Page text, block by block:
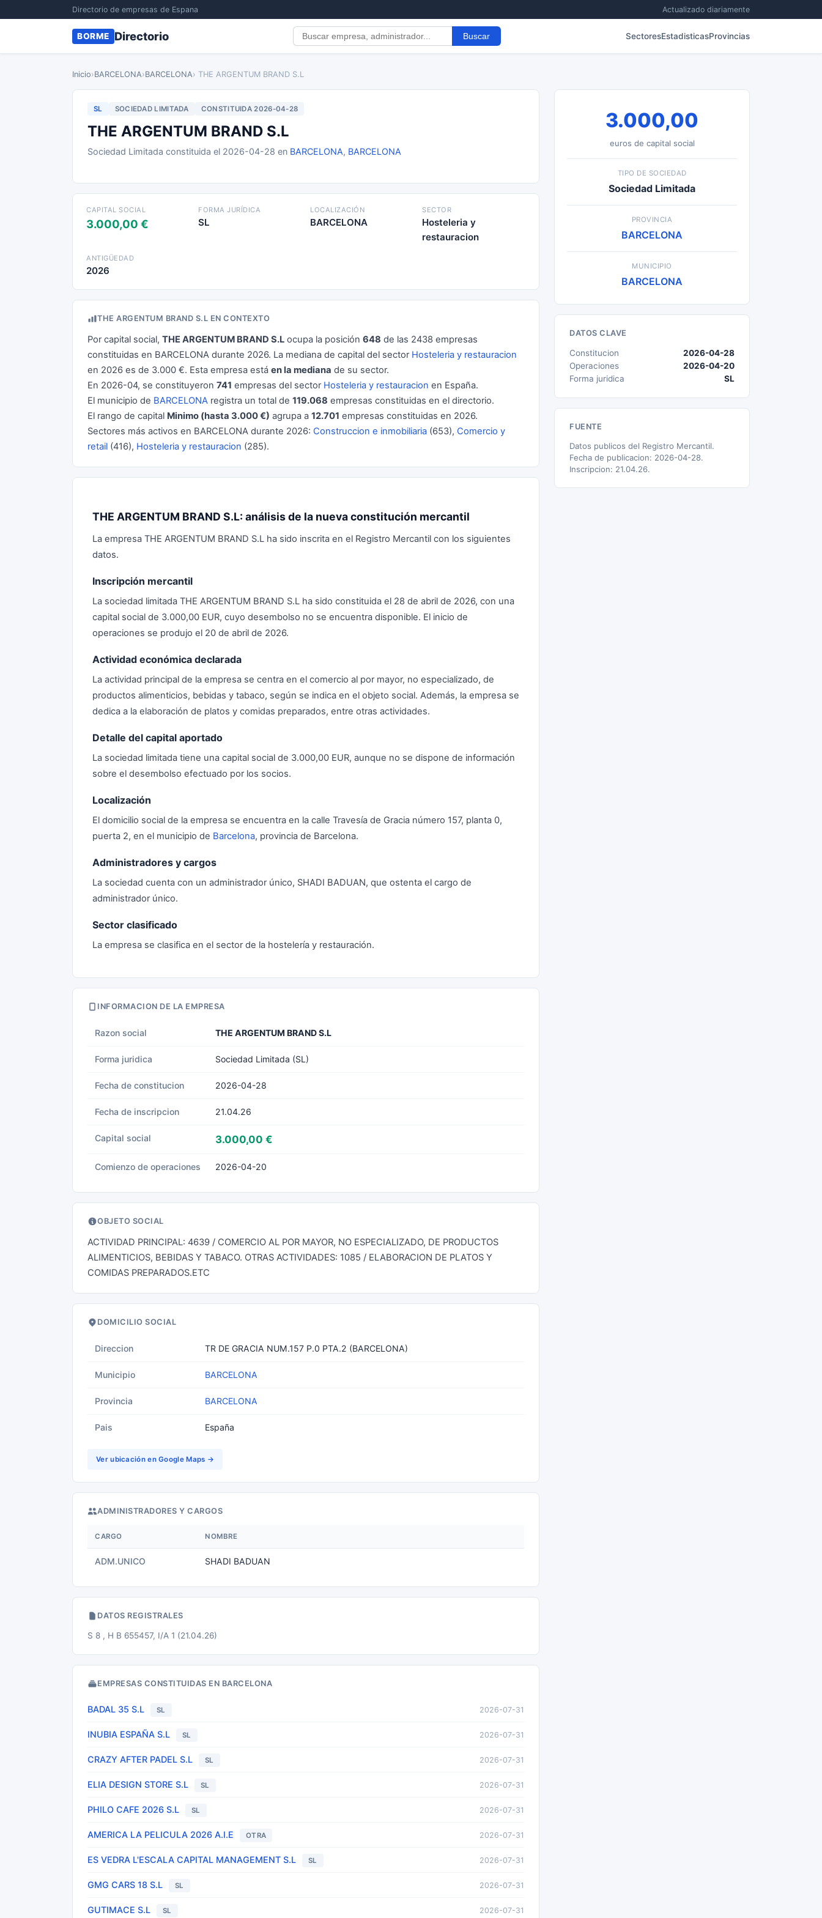
Directorio de empresas de Espana Actualizado diariamente
BORME Directorio Buscar SectoresEstadisticasProvincias
Inicio›BARCELONA›BARCELONA› THE ARGENTUM BRAND S.L
SL SOCIEDAD LIMITADA CONSTITUIDA 2026-04-28
THE ARGENTUM BRAND S.L
Sociedad Limitada constituida el 2026-04-28 en BARCELONA, BARCELONA
CAPITAL SOCIAL
3.000,00 €
FORMA JURÍDICA
SL
LOCALIZACIÓN
BARCELONA
SECTOR
Hosteleria y
restauracion
ANTIGÜEDAD
2026
THE ARGENTUM BRAND S.L EN CONTEXTO
Por capital social, THE ARGENTUM BRAND S.L ocupa la posición 648 de las 2438 empresas
constituidas en BARCELONA durante 2026. La mediana de capital del sector Hosteleria y restauracion
en 2026 es de 3.000 €. Esta empresa está en la mediana de su sector.
En 2026-04, se constituyeron 741 empresas del sector Hosteleria y restauracion en España.
El municipio de BARCELONA registra un total de 119.068 empresas constituidas en el directorio.
El rango de capital Minimo (hasta 3.000 €) agrupa a 12.701 empresas constituidas en 2026.
Sectores más activos en BARCELONA durante 2026: Construccion e inmobiliaria (653), Comercio y
retail (416), Hosteleria y restauracion (285).
THE ARGENTUM BRAND S.L: análisis de la nueva constitución mercantil
La empresa THE ARGENTUM BRAND S.L ha sido inscrita en el Registro Mercantil con los siguientes
datos.
Inscripción mercantil
La sociedad limitada THE ARGENTUM BRAND S.L ha sido constituida el 28 de abril de 2026, con una
capital social de 3.000,00 EUR, cuyo desembolso no se encuentra disponible. El inicio de
operaciones se produjo el 20 de abril de 2026.
Actividad económica declarada
La actividad principal de la empresa se centra en el comercio al por mayor, no especializado, de
productos alimenticios, bebidas y tabaco, según se indica en el objeto social. Además, la empresa se
dedica a la elaboración de platos y comidas preparados, entre otras actividades.
Detalle del capital aportado
La sociedad limitada tiene una capital social de 3.000,00 EUR, aunque no se dispone de información
sobre el desembolso efectuado por los socios.
Localización
El domicilio social de la empresa se encuentra en la calle Travesía de Gracia número 157, planta 0,
puerta 2, en el municipio de Barcelona, provincia de Barcelona.
Administradores y cargos
La sociedad cuenta con un administrador único, SHADI BADUAN, que ostenta el cargo de
administrador único.
Sector clasificado
La empresa se clasifica en el sector de la hostelería y restauración.
INFORMACION DE LA EMPRESA
Razon social THE ARGENTUM BRAND S.L
Forma juridica Sociedad Limitada (SL)
Fecha de constitucion 2026-04-28
Fecha de inscripcion 21.04.26
Capital social 3.000,00 €
Comienzo de operaciones 2026-04-20
OBJETO SOCIAL
ACTIVIDAD PRINCIPAL: 4639 / COMERCIO AL POR MAYOR, NO ESPECIALIZADO, DE PRODUCTOS
ALIMENTICIOS, BEBIDAS Y TABACO. OTRAS ACTIVIDADES: 1085 / ELABORACION DE PLATOS Y
COMIDAS PREPARADOS.ETC
DOMICILIO SOCIAL
Direccion TR DE GRACIA NUM.157 P.0 PTA.2 (BARCELONA)
Municipio BARCELONA
Provincia BARCELONA
Pais España
Ver ubicación en Google Maps →
ADMINISTRADORES Y CARGOS
CARGO NOMBRE
ADM.UNICO SHADI BADUAN
DATOS REGISTRALES
S 8 , H B 655457, I/A 1 (21.04.26)
EMPRESAS CONSTITUIDAS EN BARCELONA
BADAL 35 S.L SL 2026-07-31
INUBIA ESPAÑA S.L SL 2026-07-31
CRAZY AFTER PADEL S.L SL 2026-07-31
ELIA DESIGN STORE S.L SL 2026-07-31
PHILO CAFE 2026 S.L SL 2026-07-31
AMERICA LA PELICULA 2026 A.I.E OTRA 2026-07-31
ES VEDRA L'ESCALA CAPITAL MANAGEMENT S.L SL 2026-07-31
GMG CARS 18 S.L SL 2026-07-31
GUTIMACE S.L SL 2026-07-31
3.000,00
euros de capital social
TIPO DE SOCIEDAD
Sociedad Limitada
PROVINCIA
BARCELONA
MUNICIPIO
BARCELONA
DATOS CLAVE
Constitucion
2026-04-28
Operaciones
2026-04-20
Forma juridica
SL
FUENTE
Datos publicos del Registro Mercantil.
Fecha de publicacion: 2026-04-28.
Inscripcion: 21.04.26.